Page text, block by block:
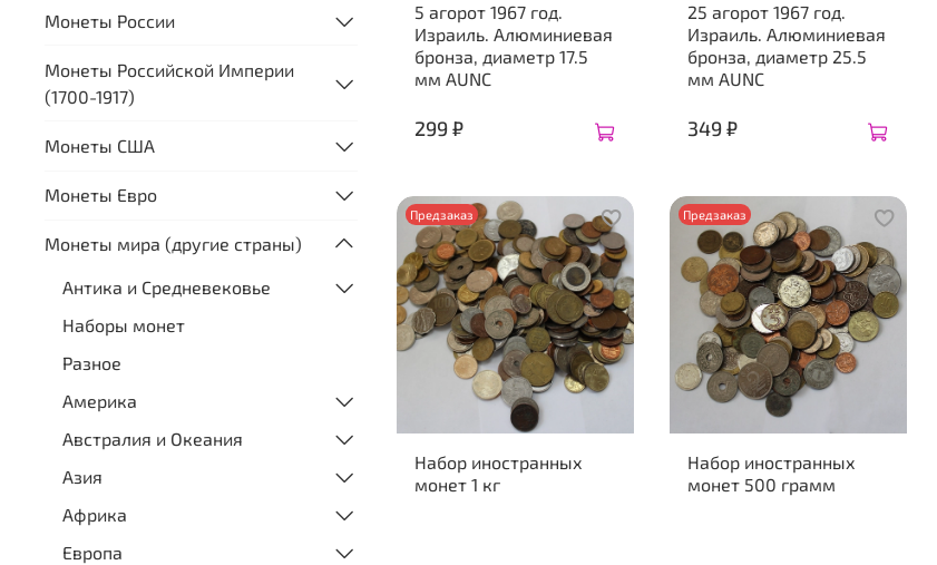
5 агорот 1967 год.
Израиль. Алюминиевая
бронза, диаметр 17.5
мм AUNC
299 ₽
25 агорот 1967 год.
Израиль. Алюминиевая
бронза, диаметр 25.5
мм AUNC
349 ₽
Предзаказ
Набор иностранных
монет 1 кг
Предзаказ
Набор иностранных
монет 500 грамм
Монеты России
Монеты Российской Империи
(1700-1917)
Монеты США
Монеты Евро
Монеты мира (другие страны)
Антика и Средневековье
Наборы монет
Разное
Америка
Австралия и Океания
Азия
Африка
Европа